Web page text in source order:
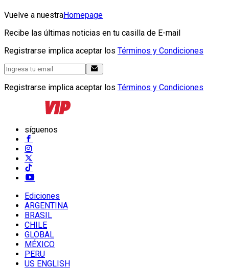
Vuelve a nuestraHomepage
Recibe las últimas noticias en tu casilla de E-mail
Registrarse implica aceptar los Términos y Condiciones
Registrarse implica aceptar los Términos y Condiciones
síguenos
Ediciones
ARGENTINA
BRASIL
CHILE
GLOBAL
MÉXICO
PERU
US ENGLISH